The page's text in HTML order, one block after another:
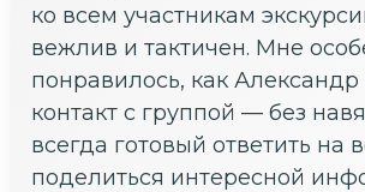
ко всем участникам
вежлив и тактичен. Мне
понравилось, как
контакт с группой — без
всегда готовый ответить на
поделиться интересной